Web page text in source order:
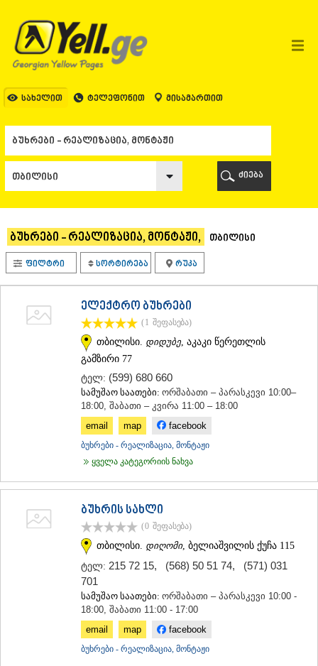
სახელით ტელეფონით მისამართით
ᲗᲑᲘᲚᲘᲡᲘ
ᲗᲑᲘᲚᲘᲡᲘ
ᲐᲤᲮᲐᲖᲔᲗᲘ
ᲒᲐᲚᲘ
ᲑᲐᲗᲣᲛᲘ
ᲥᲝᲑᲣᲚᲔᲗᲘ
ᲨᲣᲐᲮᲔᲕᲘ
ᲩᲐᲥᲕᲘ
ᲝᲖᲣᲠᲒᲔᲗᲘ
ᲩᲝᲮᲐᲢᲐᲣᲠᲘ
ᲣᲠᲔᲙᲘ
ᲘᲛᲔᲠᲔᲗᲘ
ᲑᲐᲦᲓᲐᲗᲘ
ᲖᲔᲡᲢᲐᲤᲝᲜᲘ
ᲒᲣᲠᲯᲐᲐᲜᲘ
ᲓᲔᲓᲝᲤᲚᲘᲡᲬᲧᲐᲠᲝ
ᲗᲔᲚᲐᲕᲘ
ᲚᲐᲒᲝᲓᲔᲮᲘ
ᲛᲪᲮᲔᲗᲐ–ᲛᲗᲘᲐᲜᲔᲗᲘ
ძიება
ბუხრები - რეალიზაცია, მონტაჟი, თბილისი
ფილტრი სორტირება რუკა
ელექტრო ბუხრები
(1 შეფასება)
თბილისი. დიდუბე , აკაკი წერეთლის
გამზირი 77
ტელ: (599) 680 660
სამუშაო საათები: ორშაბათი – პარასკევი 10:00–
18:00, შაბათი – კვირა 11:00 – 18:00
email
map facebook
ბუხრები - რეალიზაცია, მონტაჟი
ყველა კატეგორიის ნახვა
ბუხრის სახლი
(0 შეფასება)
თბილისი. დიღომი, ბელიაშვილის ქუჩა 115
ტელ: 215 72 15, (568) 50 51 74, (571) 031
701
სამუშაო საათები: ორშაბათი – პარასკევი 10:00 -
18:00, შაბათი 11:00 - 17:00
email
map facebook
ბუხრები - რეალიზაცია, მონტაჟი